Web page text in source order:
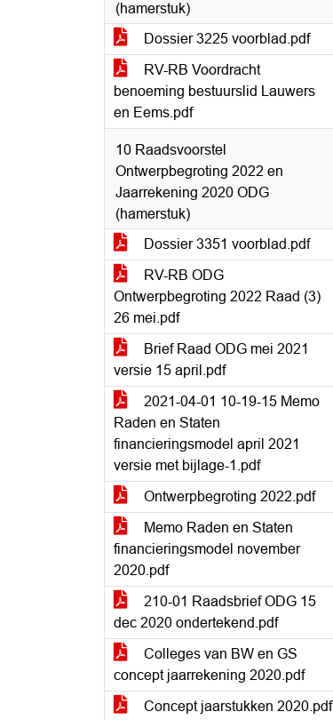
(hamerstuk)
Dossier 3225 voorblad.pdf
RV-RB Voordracht
benoeming bestuurslid Lauwers
en Eems.pdf
10 Raadsvoorstel
Ontwerpbegroting 2022 en
Jaarrekening 2020 ODG
(hamerstuk)
Dossier 3351 voorblad.pdf
RV-RB ODG
Ontwerpbegroting 2022 Raad (3)
26 mei.pdf
Brief Raad ODG mei 2021
versie 15 april.pdf
2021-04-01 10-19-15 Memo
Raden en Staten
financieringsmodel april 2021
versie met bijlage-1.pdf
Ontwerpbegroting 2022.pdf
Memo Raden en Staten
financieringsmodel november
2020.pdf
210-01 Raadsbrief ODG 15
dec 2020 ondertekend.pdf
Colleges van BW en GS
concept jaarrekening 2020.pdf
Concept jaarstukken 2020.pdf